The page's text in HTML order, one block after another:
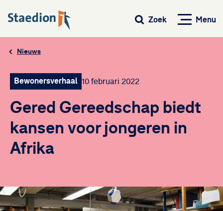
Menu
Zoek
Nieuws
Bewonersverhaal 10 februari 2022
Gered Gereedschap biedt
kansen voor jongeren in
Afrika